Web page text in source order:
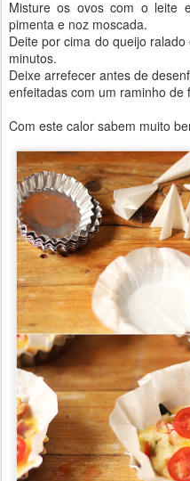
Misture os ovos com o leite
pimenta e noz moscada.
Deite por cima do queijo
minutos.
Deixe arrefecer antes de
enfeitadas com um raminho de
Com este calor sabem muito